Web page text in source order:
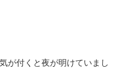
が付くと夜が明けていまし